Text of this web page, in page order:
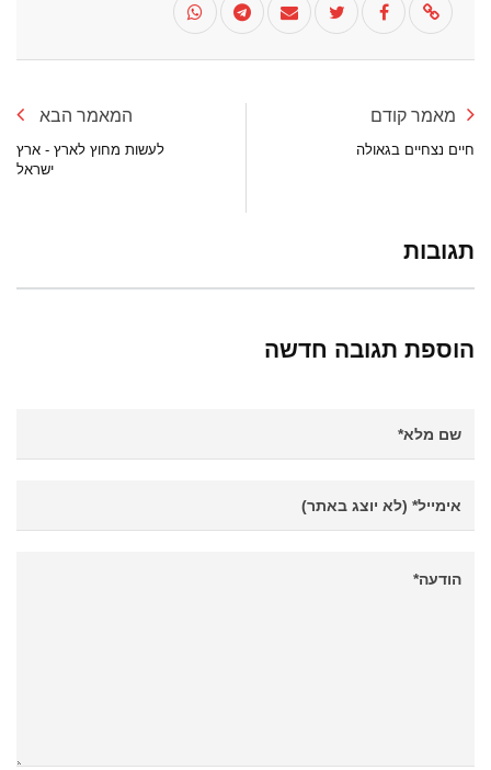
מאמר קודם
חיים נצחיים בגאולה
המאמר הבא
לעשות מחוץ לארץ - ארץ
ישראל
תגובות
הוספת תגובה חדשה